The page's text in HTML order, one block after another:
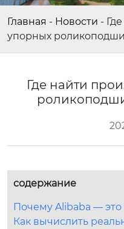
Главная - Новости -
упорных
Где найти
содержание
Почему Alibaba — это
Как вычислить